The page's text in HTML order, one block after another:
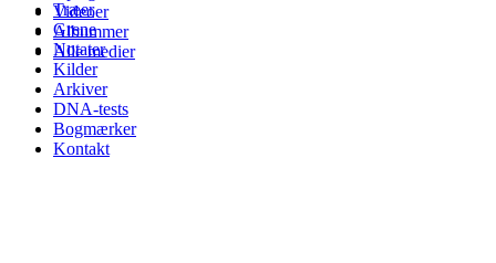
Videoer
Albummer
Alle medier
Træer
Grene
Notater
Kilder
Arkiver
DNA-tests
Bogmærker
Kontakt